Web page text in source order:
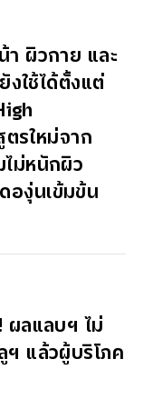
า ผิวกาย และ
งใช้ได้ตั้งแต่
รใหม่จาก
ไม่หนักผิว
องุ่นเข้มข้น
ผลแลบฯ ไม่
แล้วผู้บริโภค